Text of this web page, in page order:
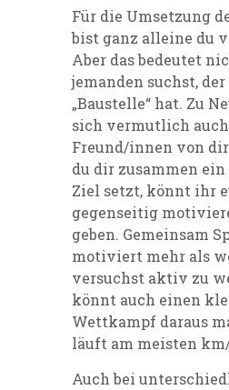
Für die Umsetzung
bist ganz alleine du
Aber das bedeutet
jemanden suchst,
„Baustelle“ hat. Zu
sich vermutlich
Freund/innen von
du dir zusammen
Ziel setzt, könnt ihr
gegenseitig
geben. Gemeinsam
motiviert mehr als
versuchst aktiv zu
könnt auch einen
Wettkampf daraus
läuft am meisten
Auch bei